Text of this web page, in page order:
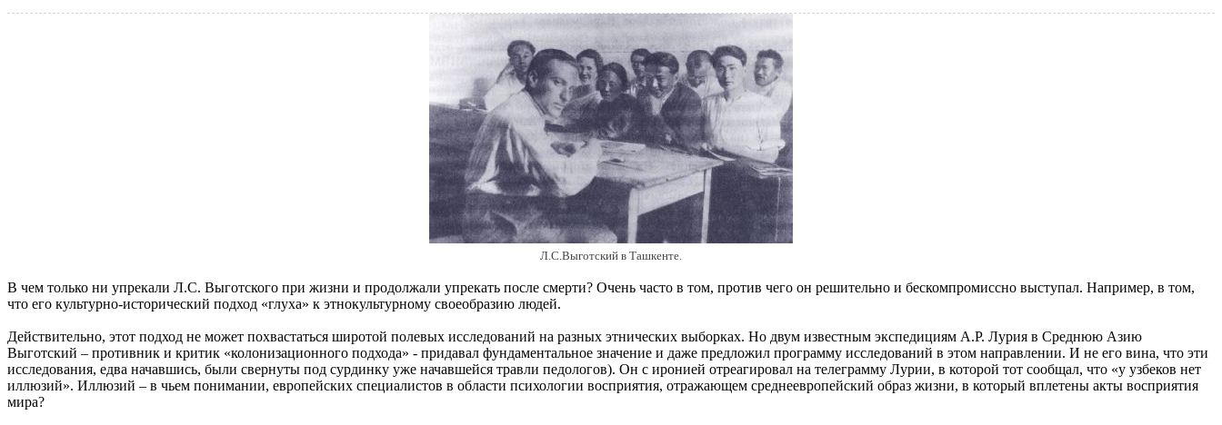
Л.С.Выготский в Ташкенте.
В чем только ни упрекали Л.С. Выготского при жизни и продолжали упрекать после смерти? Очень часто в том, против чего он решительно и бескомпромиссно выступал. Например, в том,
что его культурно-исторический подход «глуха» к этнокультурному своеобразию людей.
Действительно, этот подход не может похвастаться широтой полевых исследований на разных этнических выборках. Но двум известным экспедициям А.Р. Лурия в Среднюю Азию
Выготский – противник и критик «колонизационного подхода» - придавал фундаментальное значение и даже предложил программу исследований в этом направлении. И не его вина, что эти
исследования, едва начавшись, были свернуты под сурдинку уже начавшейся травли педологов). Он с иронией отреагировал на телеграмму Лурии, в которой тот сообщал, что «у узбеков нет
иллюзий». Иллюзий – в чьем понимании, европейских специалистов в области психологии восприятия, отражающем среднеевропейский образ жизни, в который вплетены акты восприятия
мира?